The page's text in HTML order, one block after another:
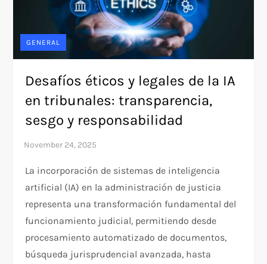
GENERAL
Desafíos éticos y legales de la IA
en tribunales: transparencia,
sesgo y responsabilidad
La incorporación de sistemas de inteligencia
artificial (IA) en la administración de justicia
representa una transformación fundamental del
funcionamiento judicial, permitiendo desde
procesamiento automatizado de documentos,
búsqueda jurisprudencial avanzada, hasta